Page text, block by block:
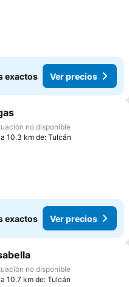
exactos Ver precios
a favoritos
no disponible
10.3 km de: Tulcán
exactos Ver precios
a favoritos
no disponible
10.7 km de: Tulcán